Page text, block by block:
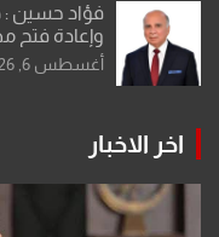
فؤاد حسين :
وإعادة فتح
تحولات
أغسطس 6, 2026
اخر الاخبار